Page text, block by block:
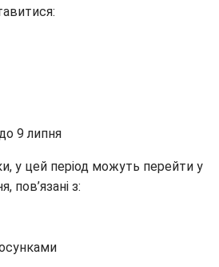
9 липня
у цей період можуть перейти у
пов’язані з: